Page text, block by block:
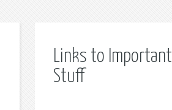
Links to Important
Stuff